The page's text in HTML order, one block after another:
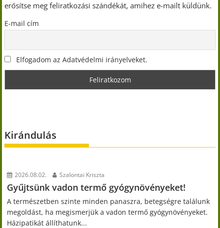
erősítse meg feliratkozási szándékát, amihez e-mailt küldünk.
E-mail cím
Elfogadom az Adatvédelmi irányelveket.
Kirándulás
2026.08.02. Szalontai Kriszta
Gyűjtsünk vadon termő gyógynövényeket!
A természetben szinte minden panaszra, betegségre találunk
megoldást, ha megismerjük a vadon termő gyógynövényeket.
Házipatikát állíthatunk...